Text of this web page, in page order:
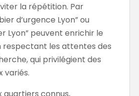
la répétition. Par
d’urgence Lyon” ou
Lyon” peuvent enrichir le
les attentes des
qui privilégient des
variés.